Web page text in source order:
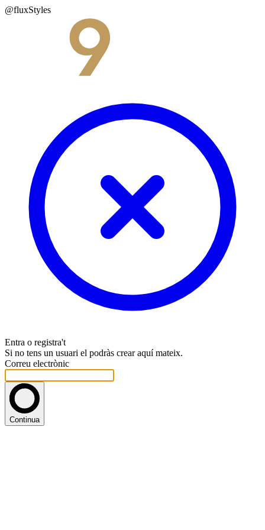
@fluxStyles
Entra o registra't
Si no tens un usuari el podràs crear aquí mateix.
Correu electrònic
Continua